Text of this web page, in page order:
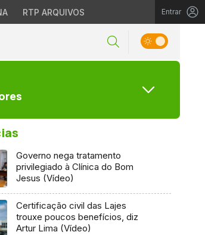
RTP ARQUIVOS Entrar
Governo nega tratamento
privilegiado à Clínica do Bom
Jesus (Vídeo)
Certificação civil das Lajes
trouxe poucos benefícios, diz
Artur Lima (Vídeo)